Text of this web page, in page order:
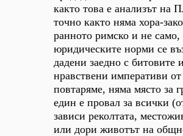
както това е анализът на
точно както няма хора-
ранното римско и не само,
юридическите норми се
дадени заедно с битовите
нравствени императиви
повтаряме, няма място за
един е провал за всички
зависи реколтата,
или дори животът на